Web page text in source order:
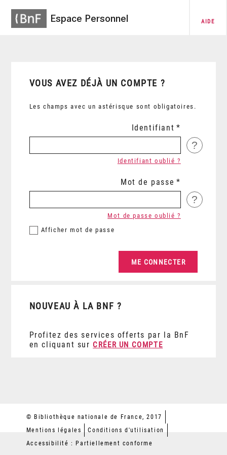
Espace Personnel AIDE
VOUS AVEZ DÉJÀ UN COMPTE ?
Les champs avec un astérisque sont obligatoires.
Identifiant
?
Identifiant oublié ?
Mot de passe
?
Afficher mot de passe
Mot de passe oublié ?
NOUVEAU À LA BNF ?
Profitez des services offerts par la BnF
en cliquant sur CRÉER UN COMPTE
© Bibliothèque nationale de France, 2017
Mentions légales
Conditions d'utilisation
Accessibilité : Partiellement conforme